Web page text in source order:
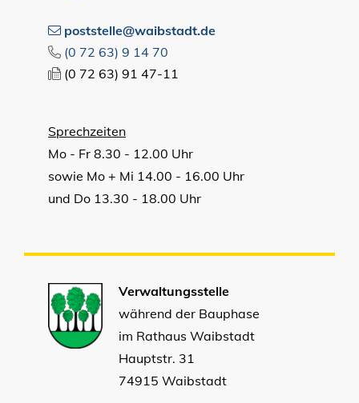
poststelle@waibstadt.de
(0 72 63) 9 14 70
(0 72 63) 91 47-11
Sprechzeiten
Mo - Fr 8.30 - 12.00 Uhr
sowie Mo + Mi 14.00 - 16.00 Uhr
und Do 13.30 - 18.00 Uhr
Verwaltungsstelle
während der Bauphase
im Rathaus Waibstadt
Hauptstr. 31
74915 Waibstadt